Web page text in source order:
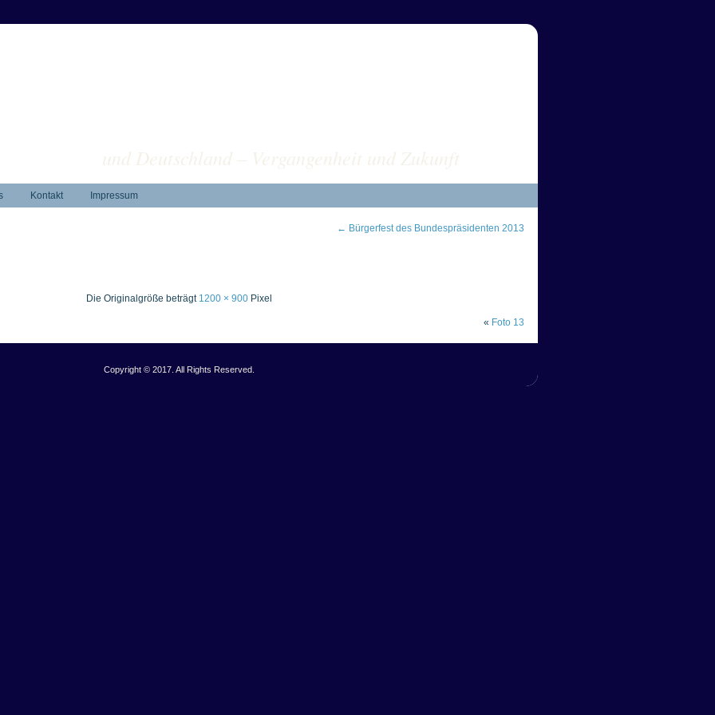
und Deutschland – Vergangenheit und Zukunft
Kontakt Impressum
← Bürgerfest des Bundespräsidenten 2013
Die Originalgröße beträgt 1200 × 900Pixel
« Foto 13
Copyright © 2017. All Rights Reserved.